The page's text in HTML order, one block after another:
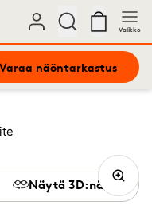
Valikko
Varaa näöntarkastus
Näytä 3D:nä